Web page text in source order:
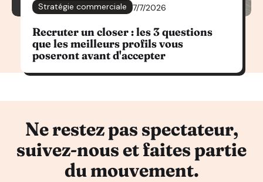
Stratégie commerciale 7/7/2026
Recruter un closer : les 3 questions
que les meilleurs profils vous
poseront avant d'accepter
Ne restez pas spectateur,
suivez-nous et faites partie
du mouvement.